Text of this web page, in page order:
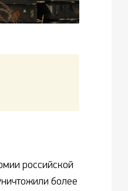
российской
более